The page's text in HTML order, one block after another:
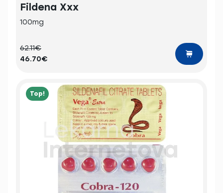
Fildena Xxx
100mg
62.11€
46.70€
Top!